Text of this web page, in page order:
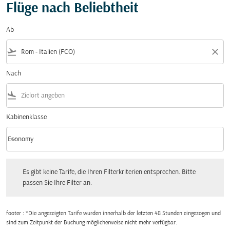
Flüge nach Beliebtheit
Ab
flight_takeoff close
Nach
flight_land
Kabinenklasse
Kabinenklasse option Economy Selected
Economy
keyboard_arrow_down
Es gibt keine Tarife, die Ihren Filterkriterien entsprechen. Bitte
passen Sie Ihre Filter an.
footer : *Die angezeigten Tarife wurden innerhalb der letzten 48 Stunden eingezogen und
sind zum Zeitpunkt der Buchung möglicherweise nicht mehr verfügbar.